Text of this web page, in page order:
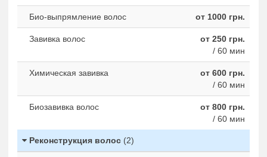
Био-выпрямление волос от 1000 грн.
Завивка волос
от 250 грн.
/ 60 мин
Химическая завивка
от 600 грн.
/ 60 мин
Биозавивка волос
от 800 грн.
/ 60 мин
Реконструкция волос (2)